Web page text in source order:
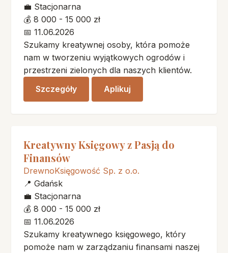
💼 Stacjonarna
💰 8 000 - 15 000 zł
📅 11.06.2026
Szukamy kreatywnej osoby, która pomoże
nam w tworzeniu wyjątkowych ogrodów i
przestrzeni zielonych dla naszych klientów.
Szczegóły
Aplikuj
Kreatywny Księgowy z Pasją do
Finansów
DrewnoKsięgowość Sp. z o.o.
📍 Gdańsk
💼 Stacjonarna
💰 8 000 - 15 000 zł
📅 11.06.2026
Szukamy kreatywnego księgowego, który
pomoże nam w zarządzaniu finansami naszej